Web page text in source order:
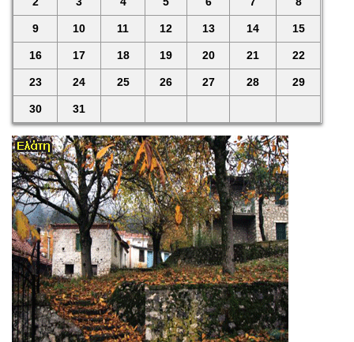
9 10 11 12 13 14 15
16 17 18 19 20 21 22
23 24 25 26 27 28 29
30 31